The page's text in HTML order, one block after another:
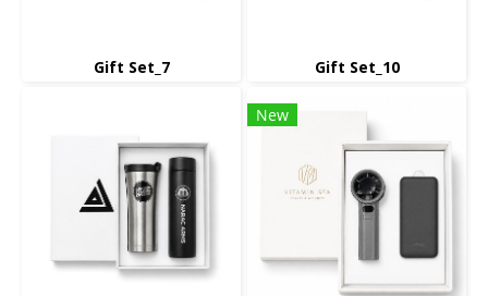
Gift Set_7 Gift Set_10
New